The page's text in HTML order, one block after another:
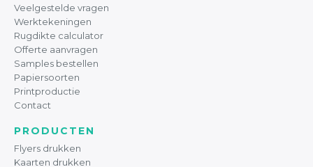
Veelgestelde vragen
Werktekeningen
Rugdikte calculator
Offerte aanvragen
Samples bestellen
Papiersoorten
Printproductie
Contact
PRODUCTEN
Flyers drukken
Kaarten drukken